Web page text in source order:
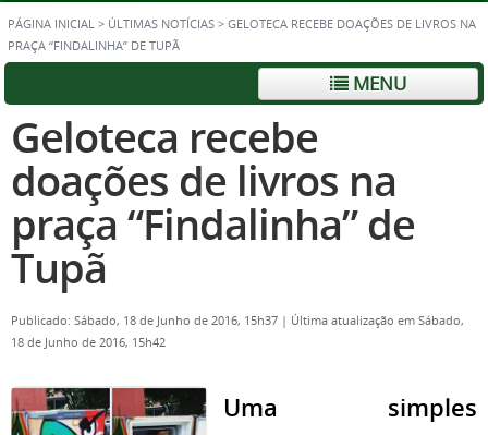
PÁGINA INICIAL > ÚLTIMAS NOTÍCIAS > GELOTECA RECEBE DOAÇÕES DE LIVROS NA
PRAÇA “FINDALINHA” DE TUPÃ
MENU
Geloteca recebe
doações de livros na
praça “Findalinha” de
Tupã
Publicado: Sábado, 18 de Junho de 2016, 15h37 | Última atualização em Sábado,
18 de Junho de 2016, 15h42
Uma simples